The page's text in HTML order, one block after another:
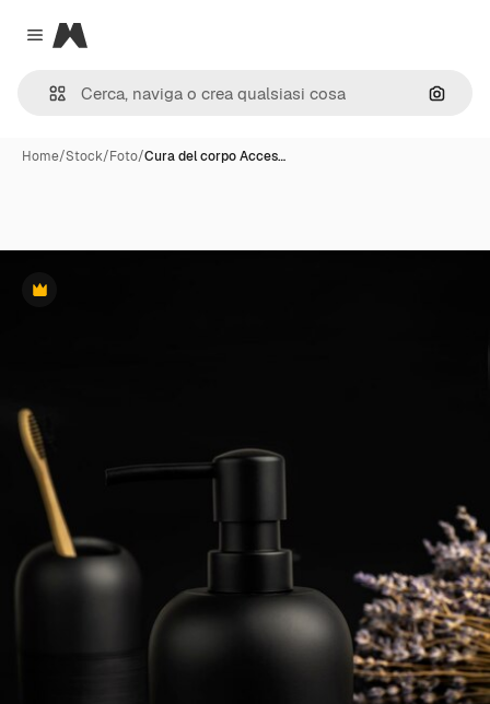
Close menu
Magnific
Cerca
Home/Stock/Foto/Cura del corpo Acces…
Premium